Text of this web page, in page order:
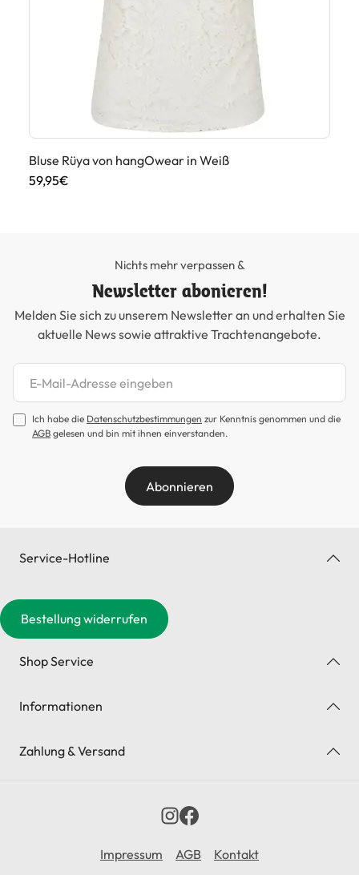
Bluse Rüya von hangOwear in Weiß
59,95€
Nichts mehr verpassen &
Newsletter abonieren!
Melden Sie sich zu unserem Newsletter an und erhalten Sie
aktuelle News sowie attraktive Trachtenangebote.
Newsletter abonnieren
Ich habe die Datenschutzbestimmungen zur Kenntnis genommen und die
AGB gelesen und bin mit ihnen einverstanden.
Abonnieren
Service-Hotline
Bestellung widerrufen
Shop Service
Informationen
Zahlung & Versand
Impressum AGB Kontakt